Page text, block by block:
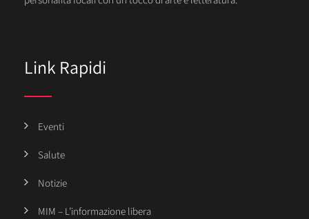
Link Rapidi
Eventi
Salute
Notizie
MIM – L’informazione libera